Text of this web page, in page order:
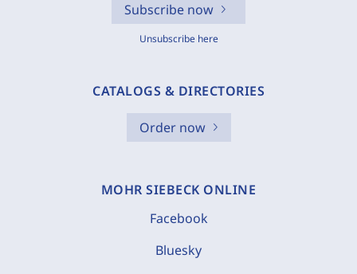
Subscribe now
Unsubscribe here
CATALOGS & DIRECTORIES
Order now
MOHR SIEBECK ONLINE
Facebook
Bluesky